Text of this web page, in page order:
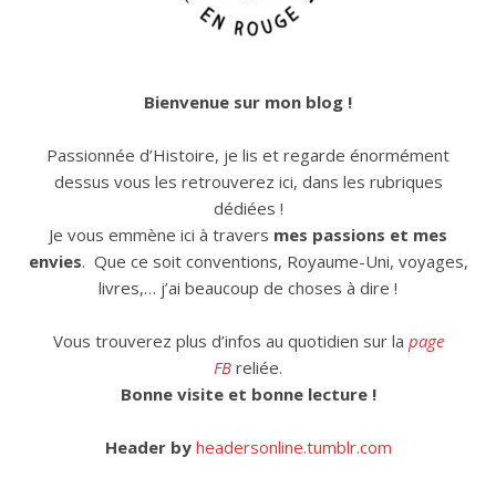
Bienvenue sur mon blog !
Passionnée d’Histoire, je lis et regarde énormément
dessus vous les retrouverez ici, dans les rubriques
dédiées !
Je vous emmène ici à travers mes passions et mes
envies. Que ce soit conventions, Royaume-Uni, voyages,
livres,… j’ai beaucoup de choses à dire !
Vous trouverez plus d’infos au quotidien sur la page
FB reliée.
Bonne visite et bonne lecture !
Header by headersonline.tumblr.com